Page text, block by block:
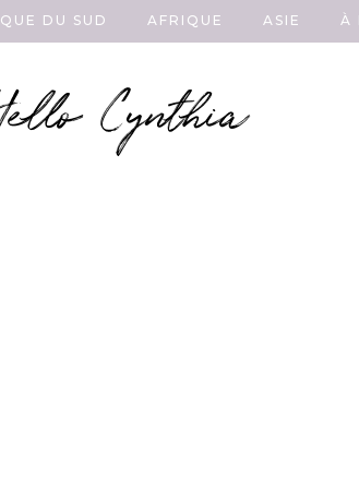
Cynthia
DU SUD AFRIQUE ASIE À